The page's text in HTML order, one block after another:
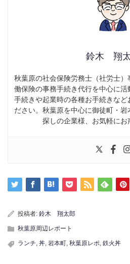
鈴木 翔
秋葉原の社会保険労務士（社労士
働保険の事務手続き代行を中心に
手続きや起業時の各種お手続きなど
ださい。秋葉原を中心に御徒町・
探しの企業様、お気軽にお
投稿者: 鈴木 翔太郎
秋葉原周辺レポート
ランチ 丼 岩本町 秋葉原レポ 鉄火丼